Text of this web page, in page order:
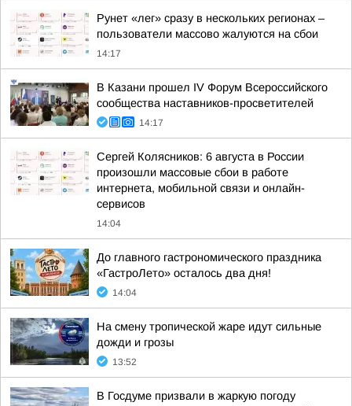
Рунет «лег» сразу в нескольких регионах –
пользователи массово жалуются на сбои
14:17
В Казани прошел IV Форум Всероссийского
сообщества наставников-просветителей
14:17
Сергей Колясников: 6 августа в России
произошли массовые сбои в работе
интернета, мобильной связи и онлайн-
сервисов
14:04
До главного гастрономического праздника
«ГастроЛето» осталось два дня!
14:04
На смену тропической жаре идут сильные
дожди и грозы
13:52
В Госдуме призвали в жаркую погоду